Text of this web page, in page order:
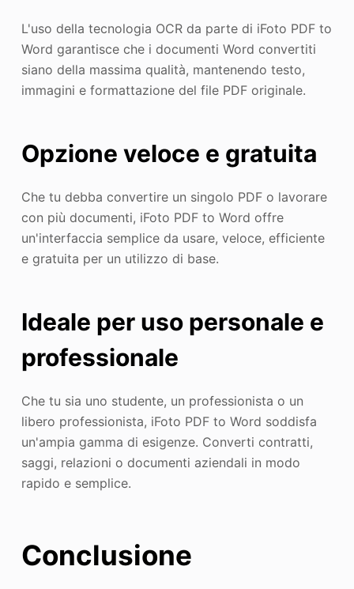
L'uso della tecnologia OCR da parte di iFoto PDF to
Word garantisce che i documenti Word convertiti
siano della massima qualità, mantenendo testo,
immagini e formattazione del file PDF originale.
Opzione veloce e gratuita
Che tu debba convertire un singolo PDF o lavorare
con più documenti, iFoto PDF to Word offre
un'interfaccia semplice da usare, veloce, efficiente
e gratuita per un utilizzo di base.
Ideale per uso personale e
professionale
Che tu sia uno studente, un professionista o un
libero professionista, iFoto PDF to Word soddisfa
un'ampia gamma di esigenze. Converti contratti,
saggi, relazioni o documenti aziendali in modo
rapido e semplice.
Conclusione